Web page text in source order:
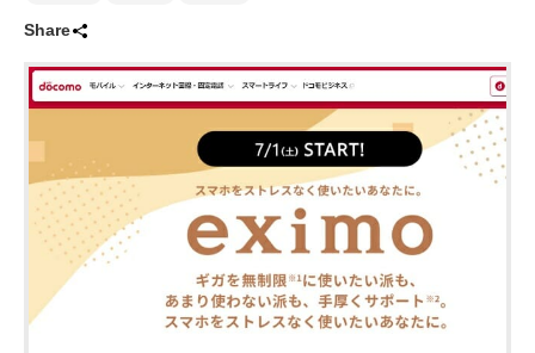
BPaaS JOURNAL
ADOPTABLE DOG JOURNAL
Share